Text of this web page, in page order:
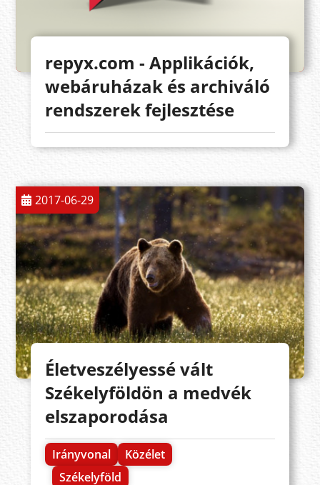
repyx.com - Applikációk,
webáruházak és archiváló
rendszerek fejlesztése
2017-06-29
Életveszélyessé vált
Székelyföldön a medvék
elszaporodása
Irányvonal
Közélet
Székelyföld